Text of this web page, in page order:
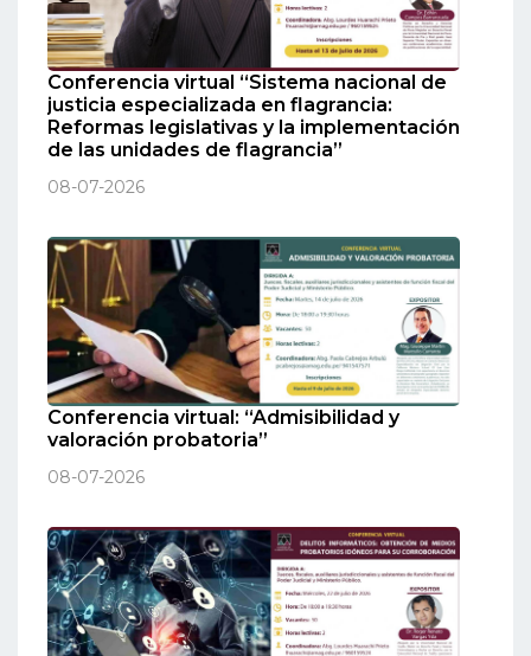
Conferencia virtual “Sistema nacional de
justicia especializada en flagrancia:
Reformas legislativas y la implementación
de las unidades de flagrancia”
08-07-2026
Conferencia virtual: “Admisibilidad y
valoración probatoria”
08-07-2026